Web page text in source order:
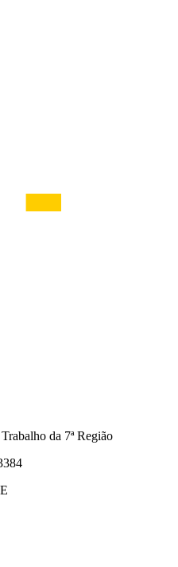
da 7ª Região